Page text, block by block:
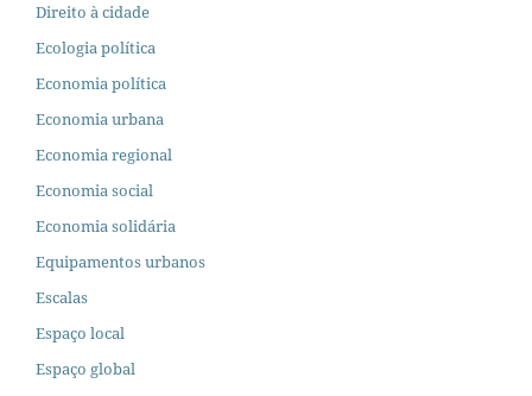
Direito à cidade
Ecologia política
Economia política
Economia urbana
Economia regional
Economia social
Economia solidária
Equipamentos urbanos
Escalas
Espaço local
Espaço global